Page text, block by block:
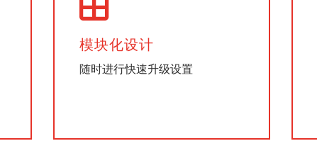
模块化设计
随时进行快速升级设置